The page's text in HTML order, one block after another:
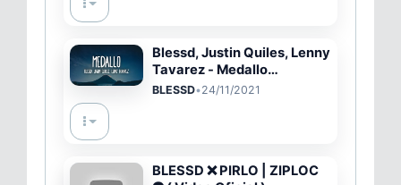
Blessd, Justin Quiles, Lenny
Tavarez - Medallo
(Letra/Lyrics)
BLESSD•24/11/2021
BLESSD ❌ PIRLO | ZIPLOC